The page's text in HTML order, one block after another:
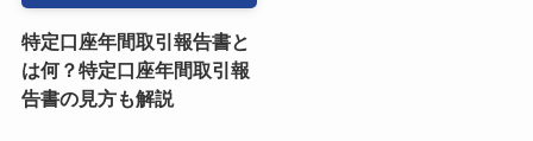
特定口座年間取引報告書と
は何？特定口座年間取引報
告書の見方も解説